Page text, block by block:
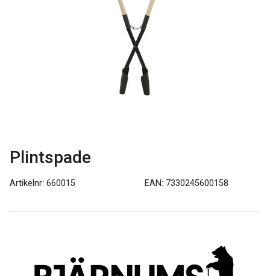
Plintspade
Artikelnr: 660015 EAN: 7330245600158